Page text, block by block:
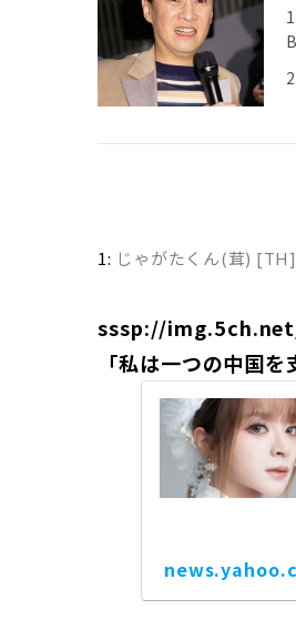
1: じゃがたくん(茸) [TH]
sssp://
「私は一つの中国